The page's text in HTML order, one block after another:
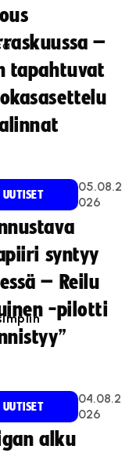
–
tapahtuvat
UUTISET
05.08.2
026
syntyy
– Reilu
-pilotti
UUTISET
04.08.2
026
alku